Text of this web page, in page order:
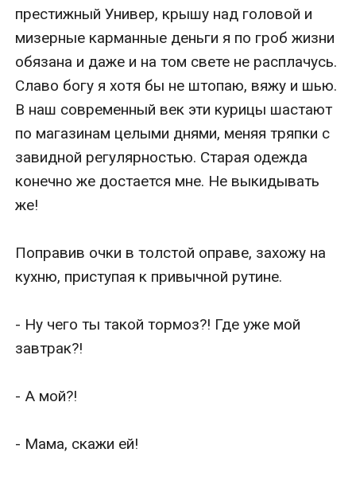
престижный Универ, крышу над головой и
мизерные карманные деньги я по гроб жизни
обязана и даже и на том свете не расплачусь.
Славо богу я хотя бы не штопаю, вяжу и шью.
В наш современный век эти курицы шастают
по магазинам целыми днями, меняя тряпки с
завидной регулярностью. Старая одежда
конечно же достается мне. Не выкидывать
же!
Поправив очки в толстой оправе, захожу на
кухню, приступая к привычной рутине.
- Ну чего ты такой тормоз?! Где уже мой
завтрак?!
- А мой?!
- Мама, скажи ей!